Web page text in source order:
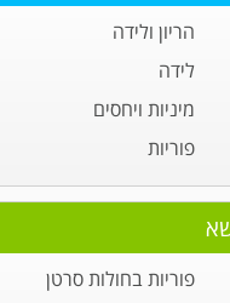
הריון ולידה
לידה
מיניות ויחסים
פוריות
פוריות בחולות סרטן